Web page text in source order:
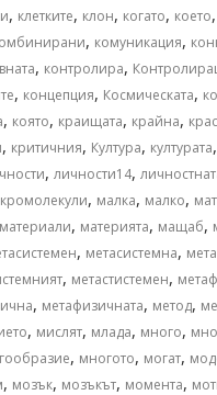
, клетките, клон, когато, което,
, комуникация,
, контролира,
, концепция, Космическата,
, която, краищата, крайна,
, критичния, Култура, културата,
, личности14,
, малка, малко,
материали, материята, мащаб,
, метасистемна,
, метастистемен,
, метафизичната, метод,
, мислят, млада, много,
, многото, могат,
, мозък, мозъкът, момента,